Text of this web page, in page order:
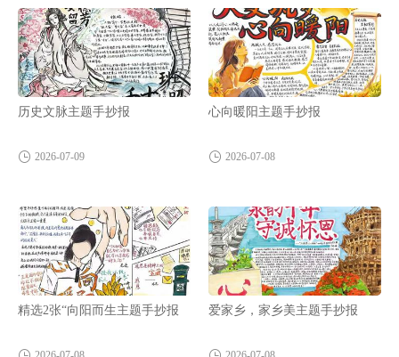
历史文脉主题手抄报
2026-07-09
心向暖阳主题手抄报
2026-07-08
精选2张“向阳而生主题手抄报 爱家乡，家乡美主题手抄报